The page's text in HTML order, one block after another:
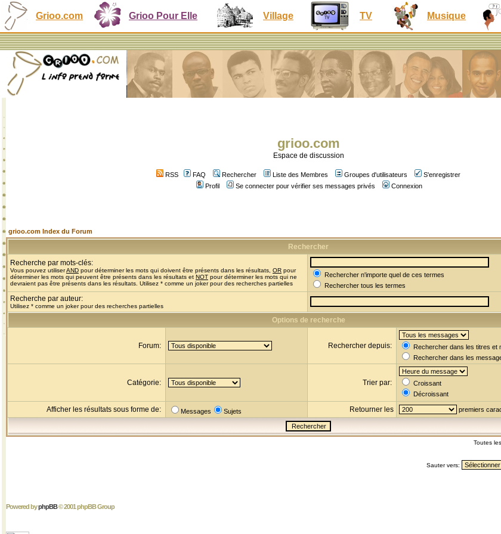
Grioo.com Grioo Pour Elle Village TV Musique
grioo.com
Espace de discussion
RSS FAQ Rechercher Liste des Membres Groupes d'utilisateurs
S'enregistrer
Profil
Se connecter pour vérifier ses messages privés Connexion
grioo.com Index du Forum
Rechercher
Recherche par mots-clés:
Vous pouvez utiliserAND pour déterminer les mots qui doivent être présents dans les résultats, OR pour
déterminer les mots qui peuvent être présents dans les résultats et NOT pour déterminer les mots qui ne
devraient pas être présents dans les résultats. Utilisez * comme un joker pour des recherches partielles
Rechercher n'importe quel de ces termes
Rechercher tous les termes
Recherche par auteur:
Utilisez * comme un joker pour des recherches partielles
Options de recherche
Forum: Rechercher depuis:
Rechercher dans les titres et
Rechercher dans les
Catégorie: Trier par:
Croissant
Décroissant
Afficher les résultats sous forme de: Messages Sujets Retourner les premiers
Toutes
Sauter vers:
Powered byphpBB© 2001 phpBB Group